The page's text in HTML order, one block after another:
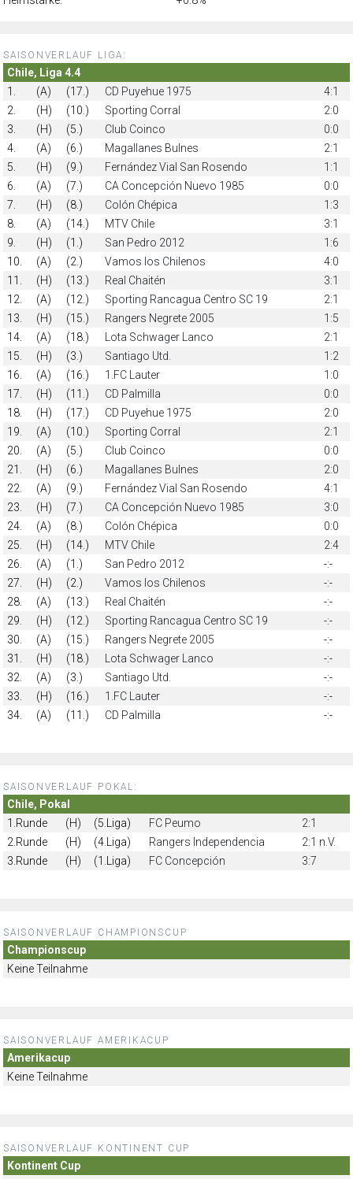
SAISONVERLAUF LIGA:
Chile, Liga 4.4
1.
(A) (17.) CD Puyehue 1975
4:1
2.
(H) (10.) Sporting Corral
2:0
3.
(H) (5.) Club Coinco
0:0
4.
(A) (6.) Magallanes Bulnes
2:1
5.
(H) (9.) Fernández Vial San Rosendo
1:1
6.
(A) (7.) CA Concepción Nuevo 1985
0:0
7.
(H) (8.) Colón Chépica
1:3
8.
(A) (14.) MTV Chile
3:1
9.
(H) (1.) San Pedro 2012
1:6
10.
(A) (2.) Vamos los Chilenos
4:0
11.
(H) (13.) Real Chaitén
3:1
12.
(A) (12.) Sporting Rancagua Centro SC 19
2:1
13.
(H) (15.) Rangers Negrete 2005
1:5
14.
(A) (18.) Lota Schwager Lanco
2:1
15.
(H) (3.) Santiago Utd.
1:2
16.
(A) (16.) 1.FC Lauter
1:0
17.
(H) (11.) CD Palmilla
0:0
18.
(H) (17.) CD Puyehue 1975
2:0
19.
(A) (10.) Sporting Corral
2:1
20.
(A) (5.) Club Coinco
0:0
21.
(H) (6.) Magallanes Bulnes
2:0
22.
(A) (9.) Fernández Vial San Rosendo
4:1
23.
(H) (7.) CA Concepción Nuevo 1985
3:0
24.
(A) (8.) Colón Chépica
0:0
25.
(H) (14.) MTV Chile
2:4
26.
(A) (1.) San Pedro 2012
-:-
27.
(H) (2.) Vamos los Chilenos
-:-
28.
(A) (13.) Real Chaitén
-:-
29.
(H) (12.) Sporting Rancagua Centro SC 19
-:-
30.
(A) (15.) Rangers Negrete 2005
-:-
31.
(H) (18.) Lota Schwager Lanco
-:-
32.
(A) (3.) Santiago Utd.
-:-
33.
(H) (16.) 1.FC Lauter
-:-
34.
(A) (11.) CD Palmilla -:-
SAISONVERLAUF POKAL:
Chile, Pokal
1.Runde
(H) (5.Liga) FC Peumo
2:1
2.Runde
(H) (4.Liga) Rangers Independencia
2:1 n.V.
3.Runde
(H) (1.Liga) FC Concepción 3:7
SAISONVERLAUF CHAMPIONSCUP
Championscup
Keine Teilnahme
SAISONVERLAUF AMERIKACUP
Amerikacup
Keine Teilnahme
SAISONVERLAUF KONTINENT CUP
Kontinent Cup